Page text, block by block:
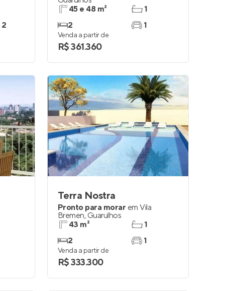
2
45 e 48 m²
2
1
1
Venda a partir de
R$ 361.360
Terra Nostra
Pronto para morar em Vila
Bremen, Guarulhos
43 m²
2
1
1
Venda a partir de
R$ 333.300